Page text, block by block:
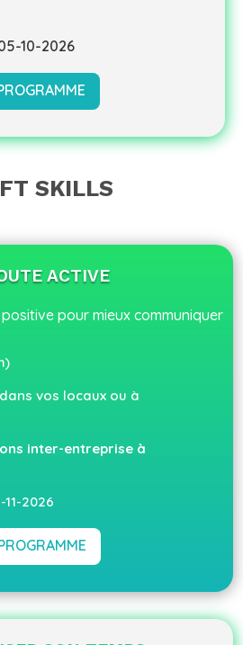
10-2026
SKILLS
ACTIVE
pour mieux communiquer
vos locaux ou à
inter-entreprise à
2026